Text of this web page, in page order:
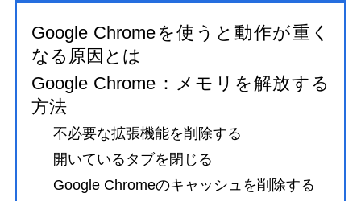
Google Chromeを使うと動作が重く
なる原因とは
Google Chrome：メモリを解放する
方法
不必要な拡張機能を削除する
開いているタブを閉じる
Google Chromeのキャッシュを削除する